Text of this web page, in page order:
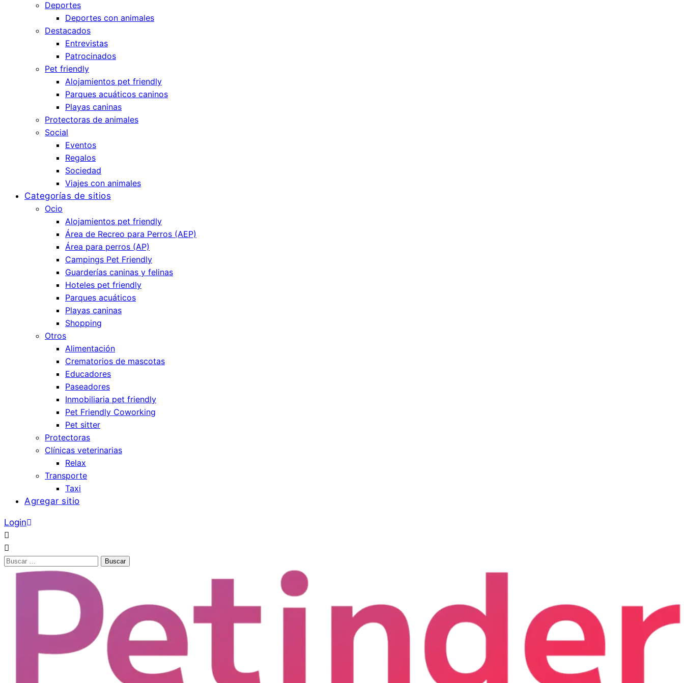
Deportes
Deportes con animales
Destacados
Entrevistas
Patrocinados
Pet friendly
Alojamientos pet friendly
Parques acuáticos caninos
Playas caninas
Protectoras de animales
Social
Eventos
Regalos
Sociedad
Viajes con animales
Categorías de sitios
Ocio
Alojamientos pet friendly
Área de Recreo para Perros (AEP)
Área para perros (AP)
Campings Pet Friendly
Guarderías caninas y felinas
Hoteles pet friendly
Parques acuáticos
Playas caninas
Shopping
Otros
Alimentación
Crematorios de mascotas
Educadores
Paseadores
Inmobiliaria pet friendly
Pet Friendly Coworking
Pet sitter
Protectoras
Clínicas veterinarias
Relax
Transporte
Taxi
Agregar sitio
Login